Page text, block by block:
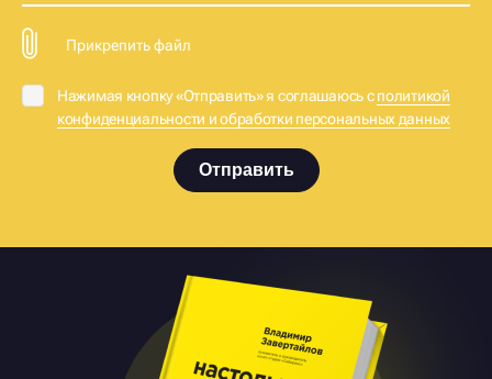
Прикрепить файл
Нажимая кнопку «Отправить» я соглашаюсь сполитикой
конфиденциальности и обработки персональных данных
Отправить